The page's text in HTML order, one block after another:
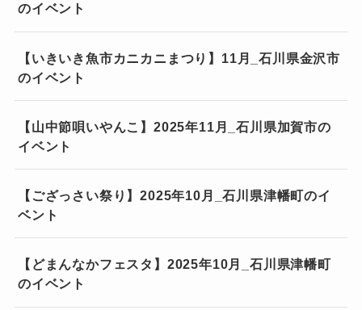
のイベント
【いきいき魚市カニカニまつり】11月_石川県金沢市
のイベント
【山中節唄いやんこ】2025年11月_石川県加賀市の
イベント
【ござっさい祭り】2025年10月_石川県津幡町のイ
ベント
【どまんなかフェスタ】2025年10月_石川県津幡町
のイベント